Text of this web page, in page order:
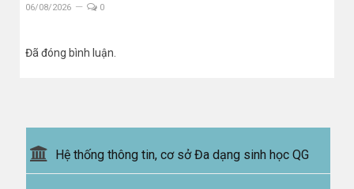
06/08/2026 0
Đã đóng bình luận.
Hệ thống thông tin, cơ sở Đa dạng sinh học QG